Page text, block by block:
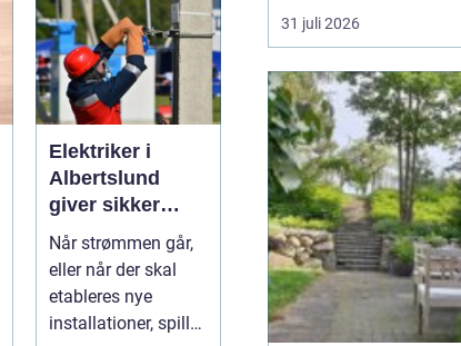
Elektriker i
Albertslund
giver sikker
strøm til danske
boliger
Når strømmen går,
eller når der skal
etableres nye
installationer, spiller
og belysning, er en
dygtig elektriker
sikkerhed og komfort. I
og omkring Slagelse
findes der mange el-
firmaer, og valget kan
virke uoverskueligt.
Hvordan sikre...
31 juli 2026